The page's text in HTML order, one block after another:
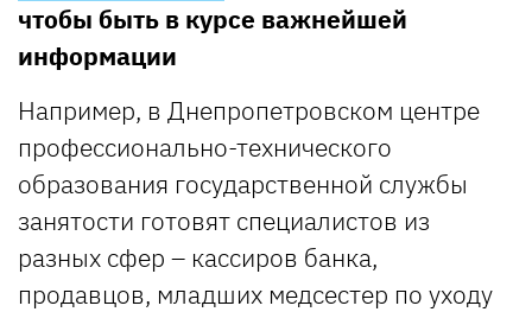
чтобы быть в курсе важнейшей
информации
Например, в Днепропетровском центре
профессионально-технического
образования государственной службы
занятости готовят специалистов из
разных сфер – кассиров банка,
продавцов, младших медсестер по уходу